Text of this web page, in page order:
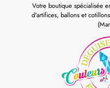
Votre boutique spécialisée
d'artifices, ballons et